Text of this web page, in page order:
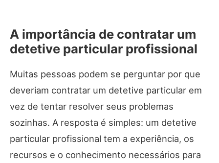
A importância de contratar um
detetive particular profissional
Muitas pessoas podem se perguntar por que
deveriam contratar um detetive particular em
vez de tentar resolver seus problemas
sozinhas. A resposta é simples: um detetive
particular profissional tem a experiência, os
recursos e o conhecimento necessários para